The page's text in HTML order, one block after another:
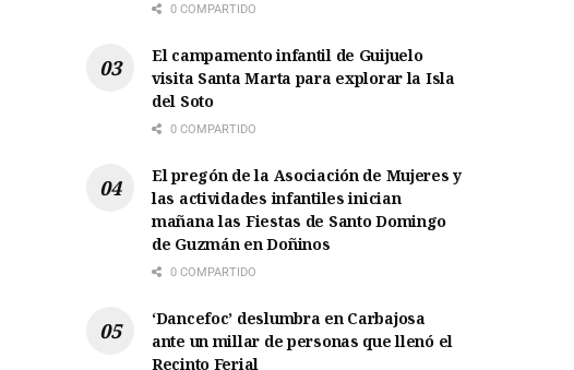
0 COMPARTIDO
El campamento infantil de Guijuelo
visita Santa Marta para explorar la Isla
del Soto
0 COMPARTIDO
El pregón de la Asociación de Mujeres y
las actividades infantiles inician
mañana las Fiestas de Santo Domingo
de Guzmán en Doñinos
0 COMPARTIDO
‘Dancefoc’ deslumbra en Carbajosa
ante un millar de personas que llenó el
Recinto Ferial